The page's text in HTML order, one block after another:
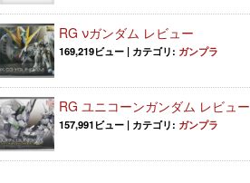
RG νガンダム レビュー
169,219ビュー | カテゴリ: ガンプラ
RG ユニコーンガンダム レビュー
157,991ビュー | カテゴリ: ガンプラ